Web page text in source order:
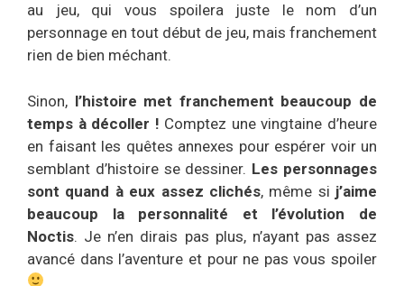
au jeu, qui vous spoilera juste le nom d’un
personnage en tout début de jeu, mais franchement
rien de bien méchant.
Sinon, l’histoire met franchement beaucoup de
temps à décoller ! Comptez une vingtaine d’heure
en faisant les quêtes annexes pour espérer voir un
semblant d’histoire se dessiner. Les personnages
sont quand à eux assez clichés, même si j’aime
beaucoup la personnalité et l’évolution de
Noctis. Je n’en dirais pas plus, n’ayant pas assez
avancé dans l’aventure et pour ne pas vous spoiler